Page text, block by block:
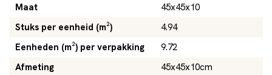
Maat
45x45x10
Stuks per eenheid (m²)
4.94
Eenheden (m²) per verpakking
9.72
Afmeting
45x45x10cm